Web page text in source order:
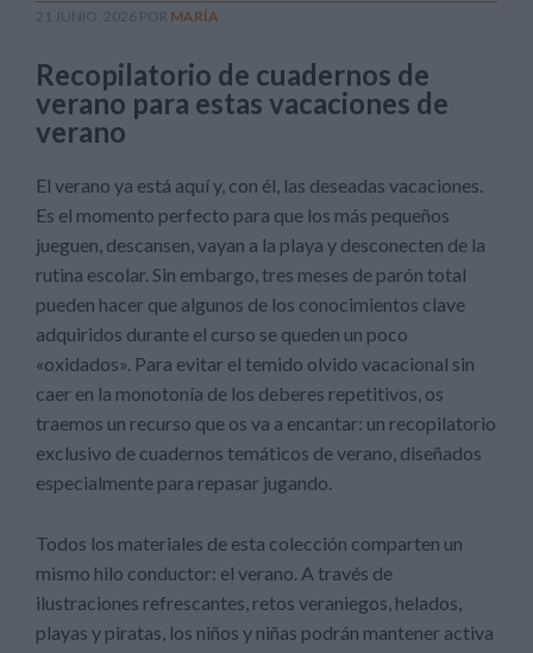
21 JUNIO, 2026 POR MARÍA
Recopilatorio de cuadernos de
verano para estas vacaciones de
verano
El verano ya está aquí y, con él, las deseadas vacaciones.
Es el momento perfecto para que los más pequeños
jueguen, descansen, vayan a la playa y desconecten de la
rutina escolar. Sin embargo, tres meses de parón total
pueden hacer que algunos de los conocimientos clave
adquiridos durante el curso se queden un poco
«oxidados». Para evitar el temido olvido vacacional sin
caer en la monotonía de los deberes repetitivos, os
traemos un recurso que os va a encantar: un recopilatorio
exclusivo de cuadernos temáticos de verano, diseñados
especialmente para repasar jugando.
Todos los materiales de esta colección comparten un
mismo hilo conductor: el verano. A través de
ilustraciones refrescantes, retos veraniegos, helados,
playas y piratas, los niños y niñas podrán mantener activa